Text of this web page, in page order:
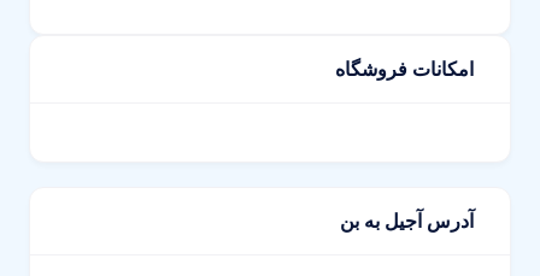
امکانات فروشگاه
آدرس آجیل به بن